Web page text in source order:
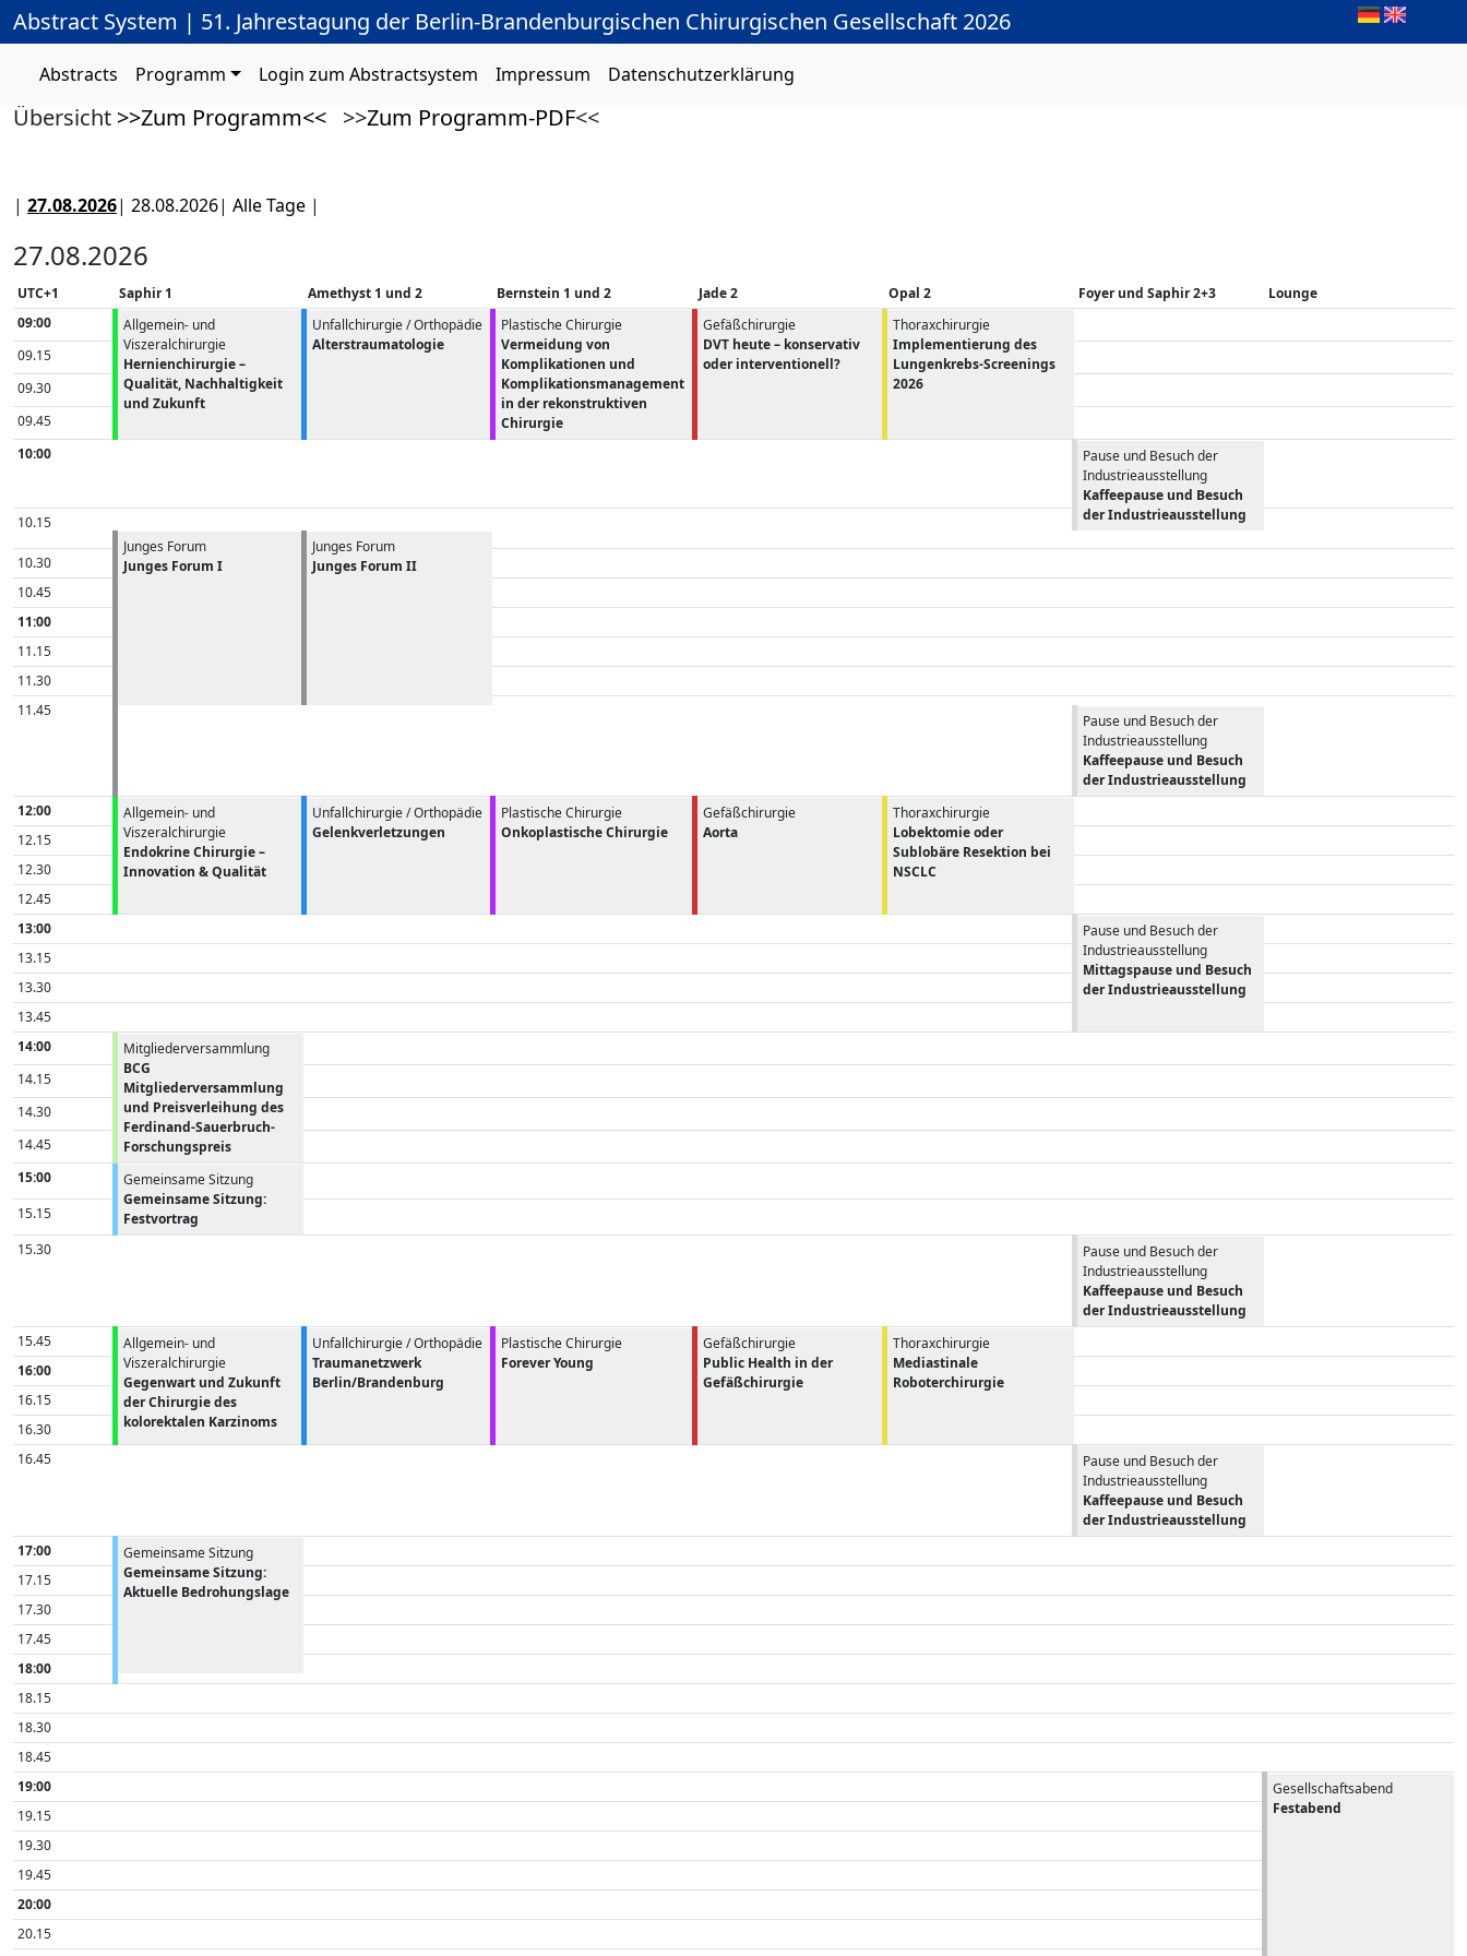
Abstract System | 51. Jahrestagung der Berlin-Brandenburgischen Chirurgischen Gesellschaft 2026
Abstracts Programm Login zum Abstractsystem Impressum Datenschutzerklärung
Übersicht >>Zum Programm<< >>Zum Programm-PDF<<
| 27.08.2026| 28.08.2026| Alle Tage |
27.08.2026
UTC+1 Saphir 1 Amethyst 1 und 2 Bernstein 1 und 2 Jade 2 Opal 2 Foyer und Saphir 2+3
Lounge
09:00
Allgemein- und
Viszeralchirurgie
Hernienchirurgie –
Qualität, Nachhaltigkeit
und Zukunft
Unfallchirurgie / Orthopädie
Alterstraumatologie
Plastische Chirurgie
Vermeidung von
Komplikationen und
Komplikationsmanagement
in der rekonstruktiven
Chirurgie
Gefäßchirurgie
DVT heute – konservativ
oder interventionell?
Thoraxchirurgie
Implementierung des
Lungenkrebs-Screenings
2026
09.15
09.30
09.45
10:00
Pause und Besuch der
Industrieausstellung
Kaffeepause und Besuch
der Industrieausstellung
10.15
Junges Forum
Junges Forum I
Junges Forum
Junges Forum II
10.30
10.45
11:00
11.15
11.30
11.45
Pause und Besuch der
Industrieausstellung
Kaffeepause und Besuch
der Industrieausstellung
12:00
Allgemein- und
Viszeralchirurgie
Endokrine Chirurgie –
Innovation & Qualität
Unfallchirurgie / Orthopädie
Gelenkverletzungen
Plastische Chirurgie
Onkoplastische Chirurgie
Gefäßchirurgie
Aorta
Thoraxchirurgie
Lobektomie oder
Sublobäre Resektion bei
NSCLC
12.15
12.30
12.45
13:00
Pause und Besuch der
Industrieausstellung
Mittagspause und Besuch
der Industrieausstellung
13.15
13.30
13.45
14:00
Mitgliederversammlung
BCG
Mitgliederversammlung
und Preisverleihung des
Ferdinand-Sauerbruch-
Forschungspreis
14.15
14.30
14.45
15:00
Gemeinsame Sitzung
Gemeinsame Sitzung:
Festvortrag
15.15
15.30
Pause und Besuch der
Industrieausstellung
Kaffeepause und Besuch
der Industrieausstellung
15.45
Allgemein- und
Viszeralchirurgie
Gegenwart und Zukunft
der Chirurgie des
kolorektalen Karzinoms
Unfallchirurgie / Orthopädie
Traumanetzwerk
Berlin/Brandenburg
Plastische Chirurgie
Forever Young
Gefäßchirurgie
Public Health in der
Gefäßchirurgie
Thoraxchirurgie
Mediastinale
Roboterchirurgie
16:00
16.15
16.30
16.45
Pause und Besuch der
Industrieausstellung
Kaffeepause und Besuch
der Industrieausstellung
17:00
Gemeinsame Sitzung
Gemeinsame Sitzung:
Aktuelle Bedrohungslage
17.15
17.30
17.45
18:00
18.15
18.30
18.45
19:00
Gesellschaftsabend
Festabend
19.15
19.30
19.45
20:00
20.15